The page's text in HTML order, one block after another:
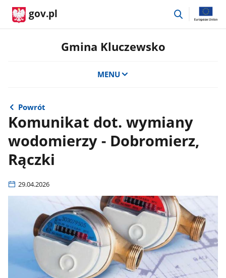
gov.pl
przejdź
Gmina Kluczewsko
MENU
Powrót
Komunikat dot. wymiany
wodomierzy - Dobromierz,
Rączki
29.04.2026